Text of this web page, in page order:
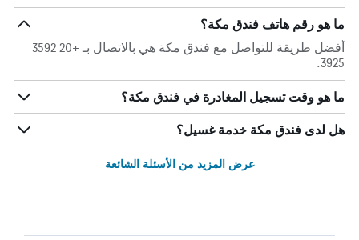
ما هو رقم هاتف فندق مكة؟
أفضل طريقة للتواصل مع فندق مكة هي بالاتصال بـ +20 3592
3925.
ما هو وقت تسجيل المغادرة في فندق مكة؟
هل لدى فندق مكة خدمة غسيل؟
عرض المزيد من الأسئلة الشائعة